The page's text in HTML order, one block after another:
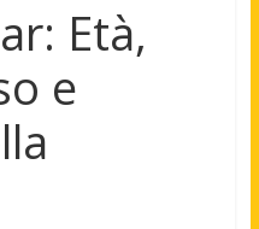
Età,
e